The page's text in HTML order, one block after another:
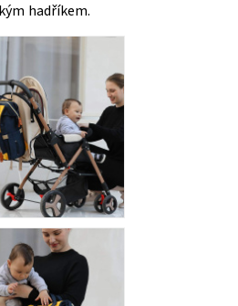
hadříkem.